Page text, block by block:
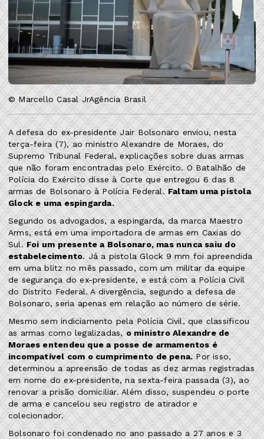
© Marcello Casal JrAgência Brasil
A defesa do ex-presidente Jair Bolsonaro enviou, nesta
terça-feira (7), ao ministro Alexandre de Moraes, do
Supremo Tribunal Federal, explicações sobre duas armas
que não foram encontradas pelo Exército. O Batalhão de
Polícia do Exército disse à Corte que entregou 6 das 8
armas de Bolsonaro à Polícia Federal. Faltam uma pistola
Glock e uma espingarda.
Segundo os advogados, a espingarda, da marca Maestro
Arms, está em uma importadora de armas em Caxias do
Sul.Foi um presente a Bolsonaro, mas nunca saiu do
estabelecimento. Já a pistola Glock 9 mm foi apreendida
em uma blitz no mês passado, com um militar da equipe
de segurança do ex-presidente, e está com a Polícia Civil
do Distrito Federal. A divergência, segundo a defesa de
Bolsonaro, seria apenas em relação ao número de série.
Mesmo sem indiciamento pela Polícia Civil, que classificou
as armas como legalizadas, o ministro Alexandre de
Moraes entendeu que a posse de armamentos é
incompatível com o cumprimento de pena. Por isso,
determinou a apreensão de todas as dez armas registradas
em nome do ex-presidente, na sexta-feira passada (3), ao
renovar a prisão domiciliar. Além disso, suspendeu o porte
de arma e cancelou seu registro de atirador e
colecionador.
Bolsonaro foi condenado no ano passado a 27 anos e 3